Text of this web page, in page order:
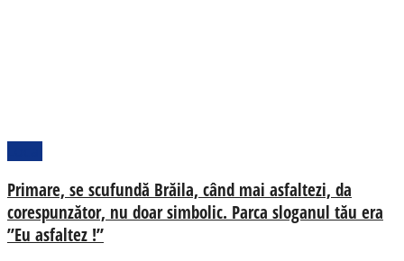
Primare, se scufundă Brăila, când mai asfaltezi, da
corespunzător, nu doar simbolic. Parca sloganul tău era
”Eu asfaltez !”